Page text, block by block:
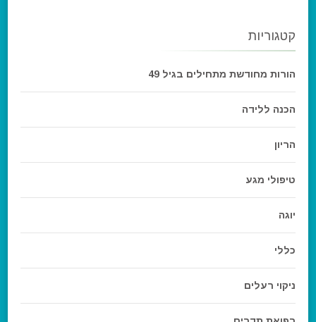
קטגוריות
הורות מחודשת מתחילים בגיל 49
הכנה ללידה
הריון
טיפולי מגע
יוגה
כללי
ניקוי רעלים